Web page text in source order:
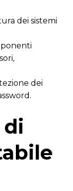
dei sistemi
dei
di